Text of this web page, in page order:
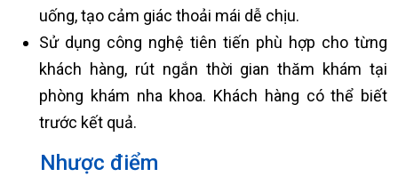
uống, tạo cảm giác thoải mái dễ chịu.
Sử dụng công nghệ tiên tiến phù hợp cho từng
khách hàng, rút ngắn thời gian thăm khám tại
phòng khám nha khoa. Khách hàng có thể biết
trước kết quả.
Nhược điểm